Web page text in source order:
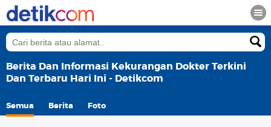
Berita Dan Informasi Kekurangan Dokter Terkini
Dan Terbaru Hari Ini - Detikcom
Semua Berita Foto